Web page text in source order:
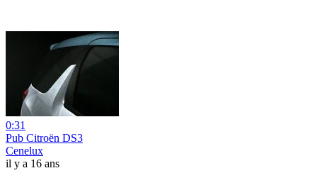
0:31
Pub Citroën DS3
Cenelux
il y a 16 ans